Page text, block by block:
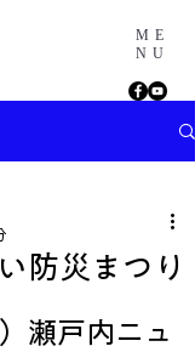
ME
NU
防災まつり
瀬戸内ニュ